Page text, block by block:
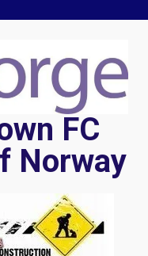
FC
Norway